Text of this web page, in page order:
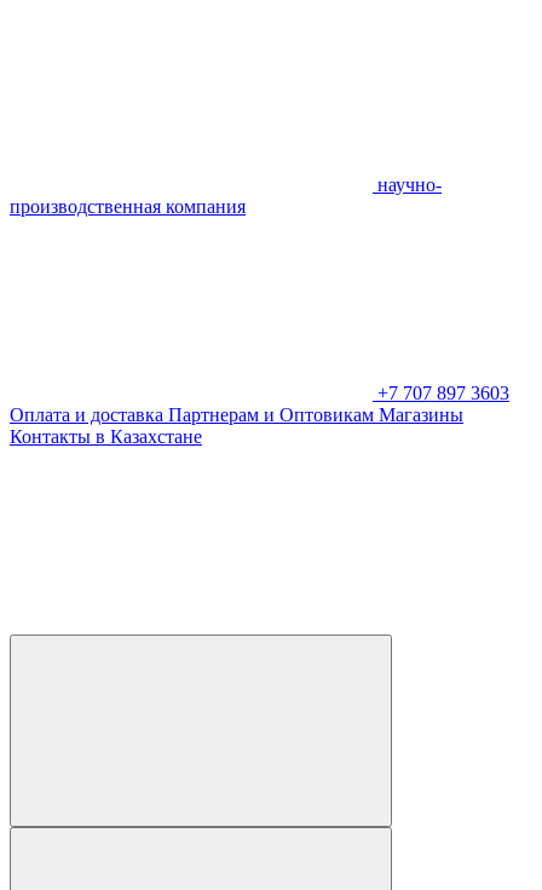
научно-
производственная компания
+7 707 897 3603
Оплата и доставка Партнерам и Оптовикам Магазины
Контакты в Казахстане